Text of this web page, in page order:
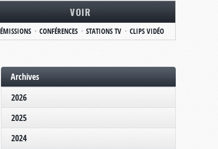
VOIR
ÉMISSIONS CONFÉRENCES STATIONS TV CLIPS VIDÉO
Archives
2026
2025
2024